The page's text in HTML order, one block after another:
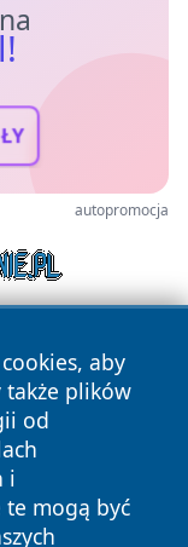
autopromocja
aby
także plików
od
i
te mogą być
zastrzeżone.